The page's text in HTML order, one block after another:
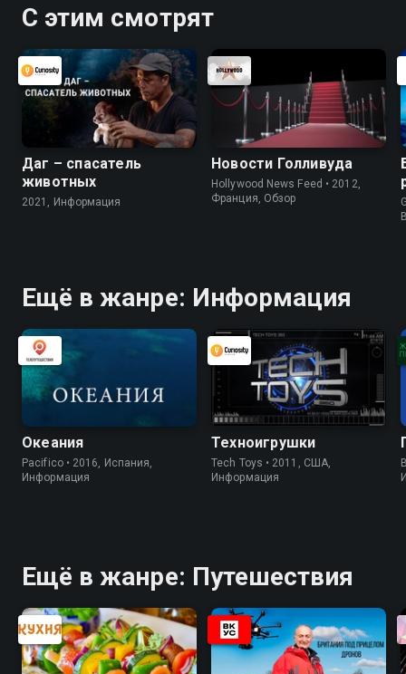
С этим смотрят
Даг – спасатель
животных
2021, Информация
Новости Голливуда
Hollywood News Feed • 2012,
Франция, Обзор
Ещё в жанре: Информация
Океания
Pacifico • 2016, Испания,
Информация
Техноигрушки
Tech Toys • 2011, США,
Информация
Ещё в жанре: Путешествия